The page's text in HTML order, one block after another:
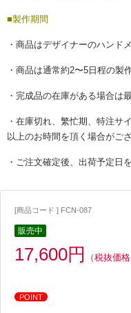
■製作期間
・商品はデザイナーのハンド
・商品は通常約2〜5日程の製
・完成品の在庫がある場合は
・在庫切れ、繁忙期、特注サ
以上のお時間を頂く場合がござ
・ご注文確定後、出荷予定日
[商品コード ] FCN-087
販売中
17,600円 （税抜価
POINT